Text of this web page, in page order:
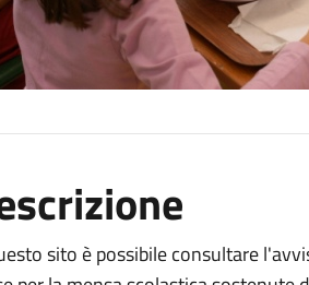
sito è possibile consultare